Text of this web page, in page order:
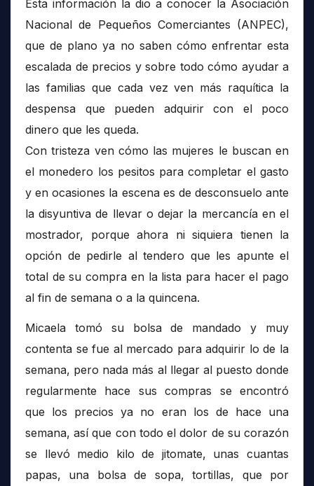
Esta información la dio a conocer la Asociación
Nacional de Pequeños Comerciantes (ANPEC),
que de plano ya no saben cómo enfrentar esta
escalada de precios y sobre todo cómo ayudar a
las familias que cada vez ven más raquítica la
despensa que pueden adquirir con el poco
dinero que les queda.
Con tristeza ven cómo las mujeres le buscan en
el monedero los pesitos para completar el gasto
y en ocasiones la escena es de desconsuelo ante
la disyuntiva de llevar o dejar la mercancía en el
mostrador, porque ahora ni siquiera tienen la
opción de pedirle al tendero que les apunte el
total de su compra en la lista para hacer el pago
al fin de semana o a la quincena.
Micaela tomó su bolsa de mandado y muy
contenta se fue al mercado para adquirir lo de la
semana, pero nada más al llegar al puesto donde
regularmente hace sus compras se encontró
que los precios ya no eran los de hace una
semana, así que con todo el dolor de su corazón
se llevó medio kilo de jitomate, unas cuantas
papas, una bolsa de sopa, tortillas, que por